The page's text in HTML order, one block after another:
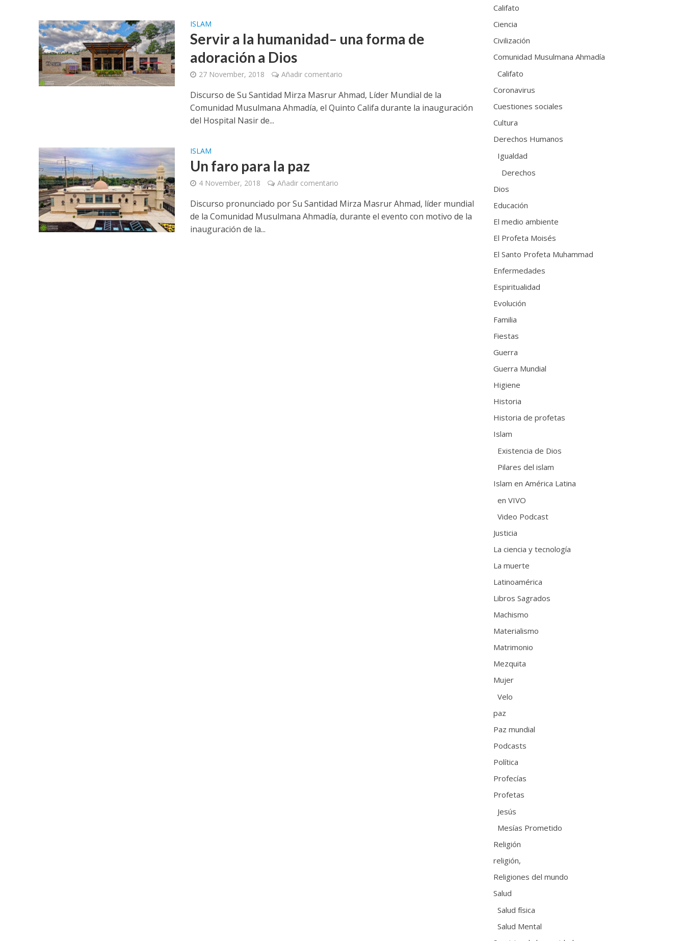
ISLAM
Servir a la humanidad– una forma de
adoración a Dios
27 November, 2018 Añadir comentario
Discurso de Su Santidad Mirza Masrur Ahmad, Líder Mundial de la
Comunidad Musulmana Ahmadía, el Quinto Califa durante la inauguración
del Hospital Nasir de...
ISLAM
Un faro para la paz
4 November, 2018 Añadir comentario
Discurso pronunciado por Su Santidad Mirza Masrur Ahmad, líder mundial
de la Comunidad Musulmana Ahmadía, durante el evento con motivo de la
inauguración de la...
Califato
Ciencia
Civilización
Comunidad Musulmana Ahmadía
Califato
Coronavirus
Cuestiones sociales
Cultura
Derechos Humanos
Igualdad
Derechos
Dios
Educación
El medio ambiente
El Profeta Moisés
El Santo Profeta Muhammad
Enfermedades
Espiritualidad
Evolución
Familia
Fiestas
Guerra
Guerra Mundial
Higiene
Historia
Historia de profetas
Islam
Existencia de Dios
Pilares del islam
Islam en América Latina
en VIVO
Video Podcast
Justicia
La ciencia y tecnología
La muerte
Latinoamérica
Libros Sagrados
Machismo
Materialismo
Matrimonio
Mezquita
Mujer
Velo
paz
Paz mundial
Podcasts
Política
Profecías
Profetas
Jesús
Mesías Prometido
Religión
religión,
Religiones del mundo
Salud
Salud física
Salud Mental